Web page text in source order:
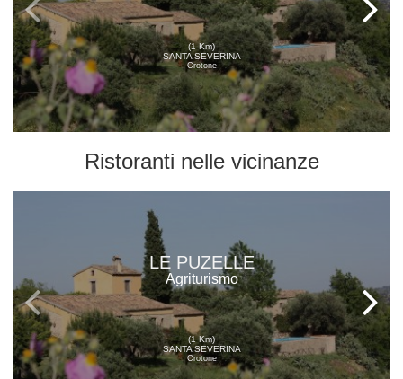
(1 Km)
SANTA SEVERINA
Crotone
Ristoranti nelle vicinanze
LE PUZELLE
Agriturismo
(1 Km)
SANTA SEVERINA
Crotone